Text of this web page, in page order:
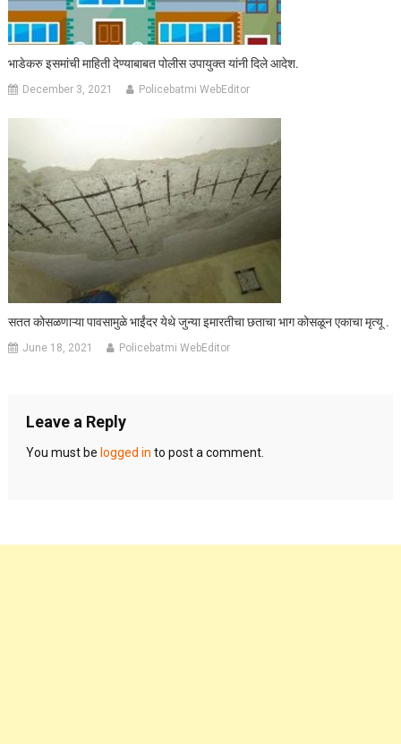
भाडेकरु इसमांची माहिती देण्याबाबत पोलीस उपायुक्त यांनी दिले आदेश.
December 3, 2021 Policebatmi WebEditor
सतत कोसळणाऱ्या पावसामुळे भाईंदर येथे जुन्या इमारतीचा छताचा भाग कोसळून एकाचा मृत्यू .
June 18, 2021 Policebatmi WebEditor
Leave a Reply
You must be logged in to post a comment.